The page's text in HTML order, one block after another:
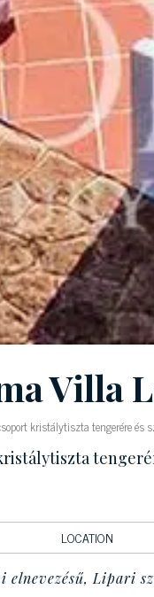
Villa
kristálytiszta tengerére
LOCATION
Lipari